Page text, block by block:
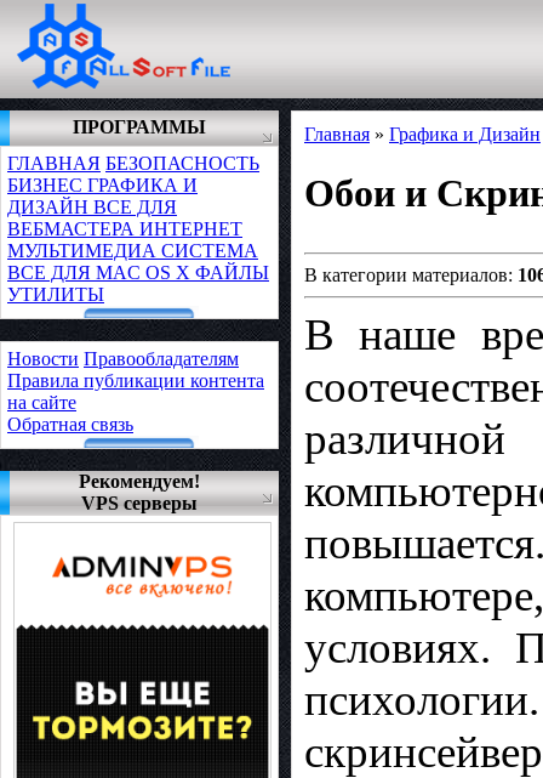
ПРОГРАММЫ
ГЛАВНАЯ БЕЗОПАСНОСТЬ
БИЗНЕС ГРАФИКА И
ДИЗАЙН ВСЕ ДЛЯ
ВЕБМАСТЕРА ИНТЕРНЕТ
МУЛЬТИМЕДИА СИСТЕМА
ВСЕ ДЛЯ MAC OS X ФАЙЛЫ
УТИЛИТЫ
Новости Правообладателям
Правила публикации контента
на сайте
Обратная связь
Рекомендуем!
VPS серверы
Главная » Графика и Дизайн
Обои и
В категории материалов:
В наше
условиях.